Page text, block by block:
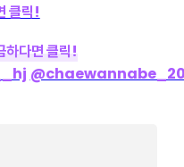
클릭!
하다면 클릭!